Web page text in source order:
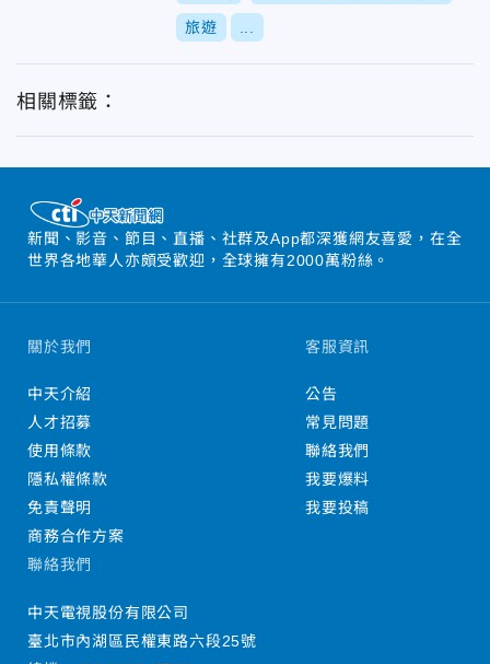
旅遊
相關標籤：
新聞、影音、節目、直播、社群及App都深獲網友喜愛，在全
世界各地華人亦頗受歡迎，全球擁有2000萬粉絲。
關於我們
中天介紹
人才招募
使用條款
隱私權條款
免責聲明
商務合作方案
客服資訊
公告
常見問題
聯絡我們
我要爆料
我要投稿
聯絡我們
中天電視股份有限公司
臺北市內湖區民權東路六段25號